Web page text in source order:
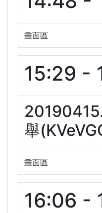
畫面區
15:29 -
舉
畫面區
16:06 -